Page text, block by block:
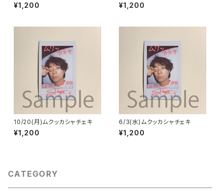
¥1,200 ¥1,200
10/20(月)ムクッカシャチェキ
¥1,200
6/3(水)ムクッカシャチェキ
¥1,200
CATEGORY